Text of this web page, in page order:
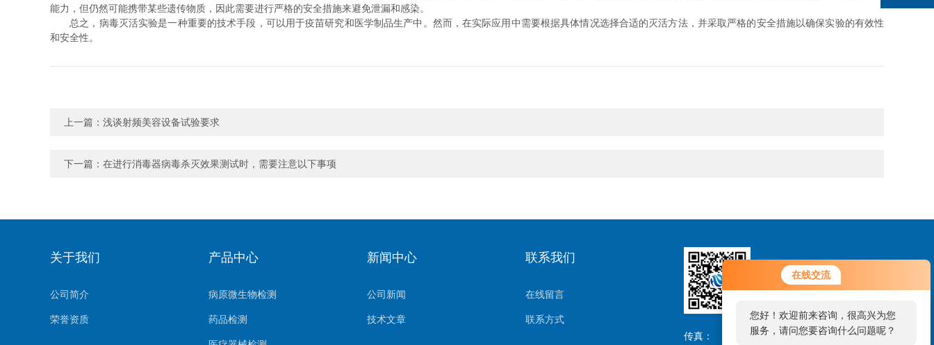
在线交流
您好！欢迎前来咨询，很高兴为您
服务，请问您要咨询什么问题呢？
能力，但仍然可能携带某些遗传物质，因此需要进行严格的安全措施来避免泄漏和感染。
总之，病毒灭活实验是一种重要的技术手段，可以用于疫苗研究和医学制品生产中。然而，在实际应用中需要根据具体情况选择合适的灭活方法，并采取严格的安全措施以确保实验的有效性
和安全性。
上一篇： 浅谈射频美容设备试验要求
下一篇： 在进行消毒器病毒杀灭效果测试时，需要注意以下事项
关于我们
公司简介
荣誉资质
产品中心
病原微生物检测
药品检测
新闻中心
公司新闻
技术文章
联系我们
在线留言
联系方式
扫码关注
传真：